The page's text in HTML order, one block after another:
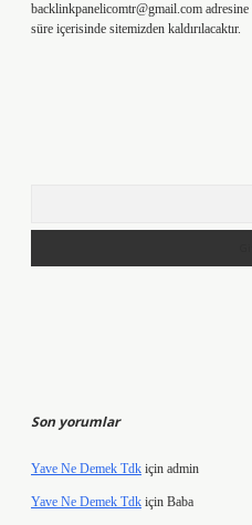
backlinkpanelicomtr@gmail.com
süre içerisinde sitemizden kaldırılacaktır.
Son yorumlar
Yave Ne Demek Tdk için admin
Yave Ne Demek Tdk için Baba